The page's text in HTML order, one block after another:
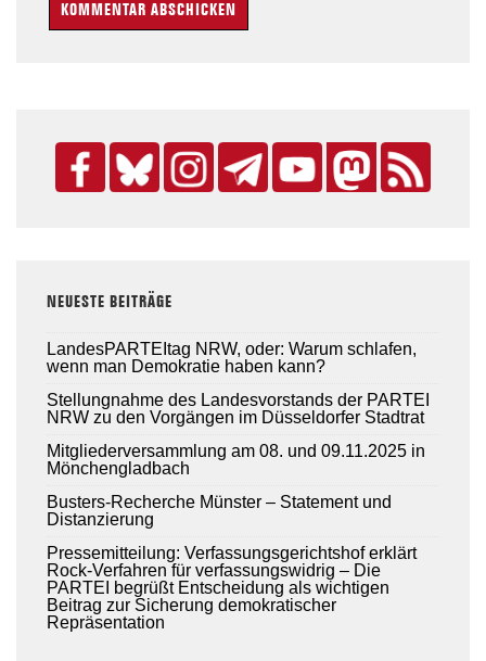
NEUESTE BEITRÄGE
LandesPARTEItag NRW, oder: Warum schlafen,
wenn man Demokratie haben kann?
Stellungnahme des Landesvorstands der PARTEI
NRW zu den Vorgängen im Düsseldorfer Stadtrat
Mitgliederversammlung am 08. und 09.11.2025 in
Mönchengladbach
Busters-Recherche Münster – Statement und
Distanzierung
Pressemitteilung: Verfassungsgerichtshof erklärt
Rock-Verfahren für verfassungswidrig – Die
PARTEI begrüßt Entscheidung als wichtigen
Beitrag zur Sicherung demokratischer
Repräsentation